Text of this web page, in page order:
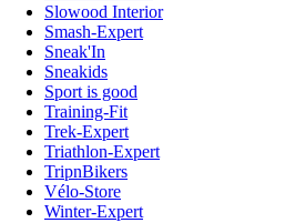
Slowood Interior
Smash-Expert
Sneak'In
Sneakids
Sport is good
Training-Fit
Trek-Expert
Triathlon-Expert
TripnBikers
Vélo-Store
Winter-Expert